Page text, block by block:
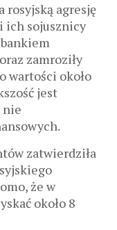
rosyjską agresję
ich sojusznicy
zamroziły
wartości około
jest
nie
zatwierdziła
że w
około 8